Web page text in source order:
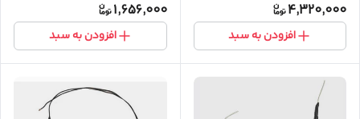
4,320,000
افزودن به سبد
1,656,000
افزودن به سبد